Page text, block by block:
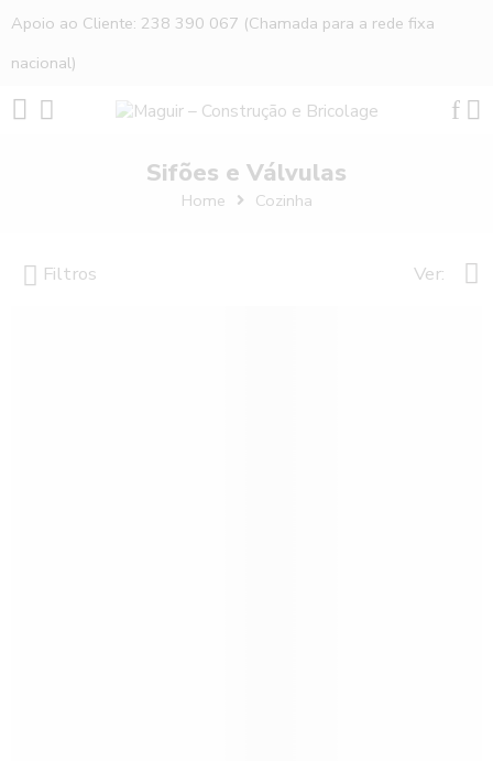
Apoio ao Cliente: 238 390 067 (Chamada para a rede fixa
nacional)
Sifões e Válvulas
Home Cozinha
Filtros Ver: